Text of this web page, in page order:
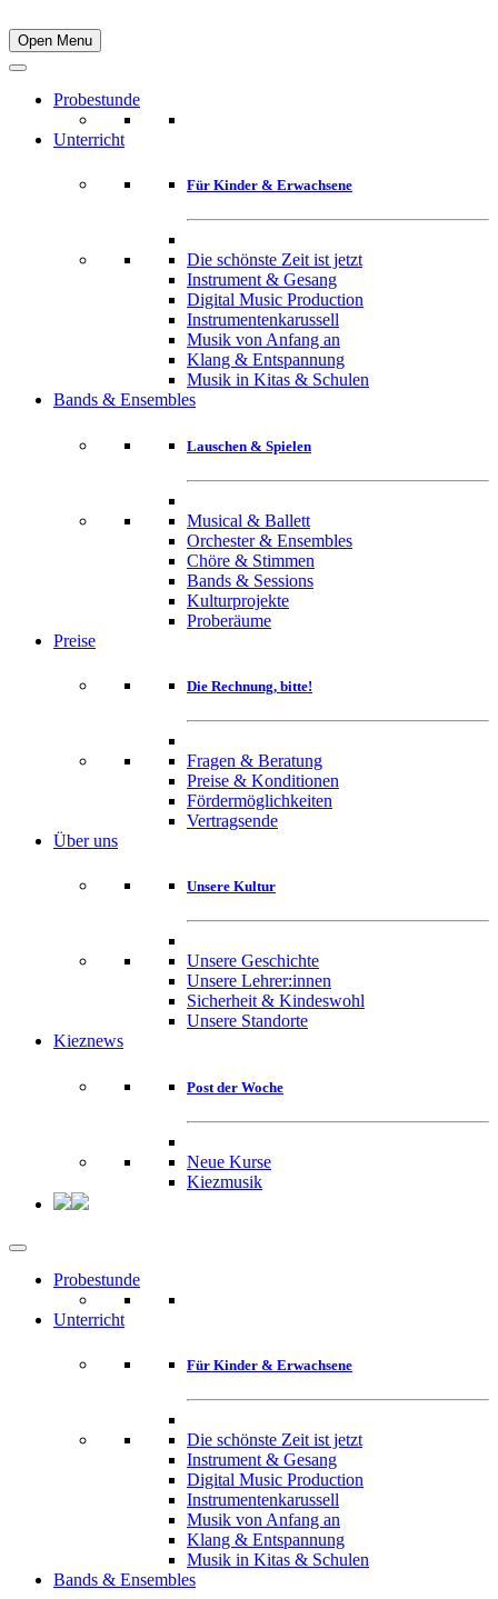
Open Menu
Probestunde
Unterricht
Für Kinder & Erwachsene
Die schönste Zeit ist jetzt
Instrument & Gesang
Digital Music Production
Instrumentenkarussell
Musik von Anfang an
Klang & Entspannung
Musik in Kitas & Schulen
Bands & Ensembles
Lauschen & Spielen
Musical & Ballett
Orchester & Ensembles
Chöre & Stimmen
Bands & Sessions
Kulturprojekte
Proberäume
Preise
Die Rechnung, bitte!
Fragen & Beratung
Preise & Konditionen
Fördermöglichkeiten
Vertragsende
Über uns
Unsere Kultur
Unsere Geschichte
Unsere Lehrer:innen
Sicherheit & Kindeswohl
Unsere Standorte
Kieznews
Post der Woche
Neue Kurse
Kiezmusik
Probestunde
Unterricht
Für Kinder & Erwachsene
Die schönste Zeit ist jetzt
Instrument & Gesang
Digital Music Production
Instrumentenkarussell
Musik von Anfang an
Klang & Entspannung
Musik in Kitas & Schulen
Bands & Ensembles